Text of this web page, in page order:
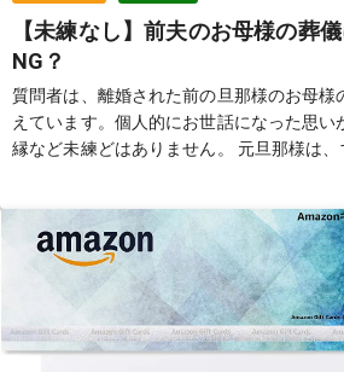
【未練なし】前夫のお母様の葬
NG？
質問者は、離婚された前の旦那様のお母様
えています。個人的にお世話になった思い
縁など未練どはありません。 元旦那様は、すでに新しい家族があ
り、そちらへの遠慮もあり悩んでいます